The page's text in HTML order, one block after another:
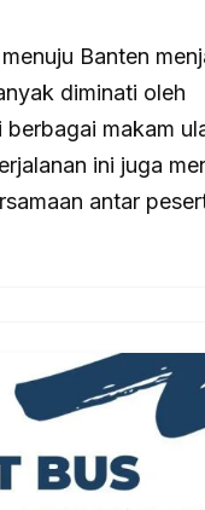
Banten
diminati oleh
makam
ini juga
antar